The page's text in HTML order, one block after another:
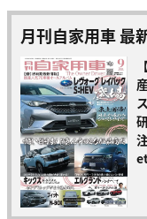
月刊自家用車 最